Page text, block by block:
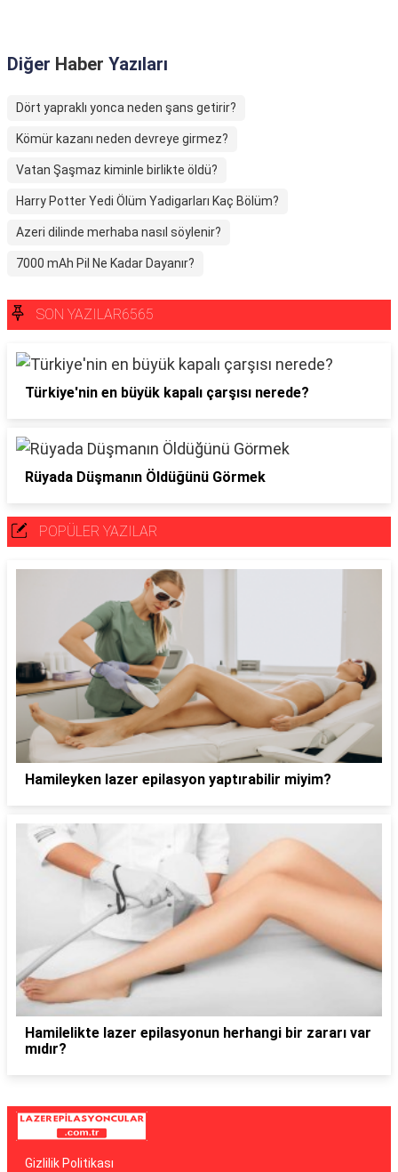
Diğer Haber Yazıları
Dört yapraklı yonca neden şans getirir?
Kömür kazanı neden devreye girmez?
Vatan Şaşmaz kiminle birlikte öldü?
Harry Potter Yedi Ölüm Yadigarları Kaç Bölüm?
Azeri dilinde merhaba nasıl söylenir?
7000 mAh Pil Ne Kadar Dayanır?
SON YAZILAR6565
Türkiye'nin en büyük kapalı çarşısı nerede?
Rüyada Düşmanın Öldüğünü Görmek
POPÜLER YAZILAR
Hamileyken lazer epilasyon yaptırabilir miyim?
Hamilelikte lazer epilasyonun herhangi bir zararı var
mıdır?
Gizlilik Politikası